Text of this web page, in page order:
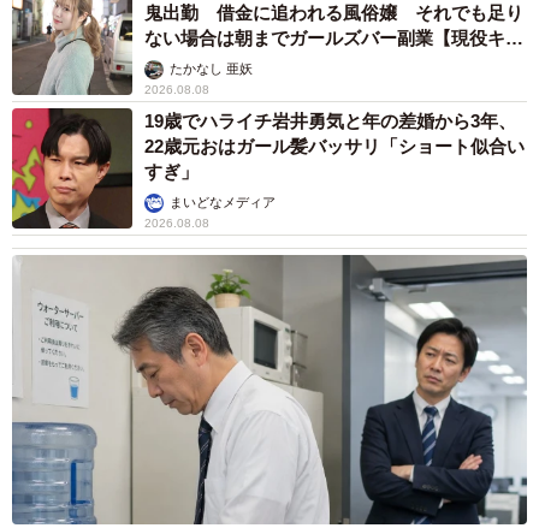
鬼出勤 借金に追われる風俗嬢 それでも足り
ない場合は朝までガールズバー副業【現役キャ
ストに取材】
たかなし 亜妖
2026.08.08
19歳でハライチ岩井勇気と年の差婚から3年、
22歳元おはガール髪バッサリ「ショート似合い
すぎ」
まいどなメディア
2026.08.08